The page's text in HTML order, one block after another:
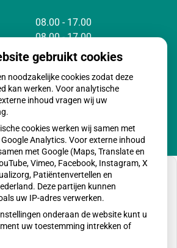
08.00 - 17.00
08.00 - 17.00
08.00 - 17.00
08.00 - 17.00
08.00 - 17.00
toestemming gegeven voor
die nodig is om dit te zien.
instellingen wijzigen
gebruikt cookies
noodzakelijke cookies zodat deze
kan werken. Voor analytische
inhoud vragen wij uw
cookies werken wij samen met
Analytics. Voor externe inhoud
met Google (Maps, Translate en
Vimeo, Facebook, Instagram, X
Patiëntenvertellen en
Deze partijen kunnen
uw IP-adres verwerken.
onderaan de website kunt u
uw toestemming intrekken of